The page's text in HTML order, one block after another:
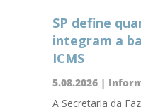
SP define
integram a
ICMS
5.08.2026|
A Secretaria da